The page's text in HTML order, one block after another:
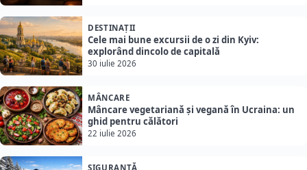
DESTINAȚII
Cele mai bune excursii de o zi din Kyiv:
explorând dincolo de capitală
30 iulie 2026
MÂNCARE
Mâncare vegetariană și vegană în Ucraina: un
ghid pentru călători
22 iulie 2026
SIGURANȚĂ